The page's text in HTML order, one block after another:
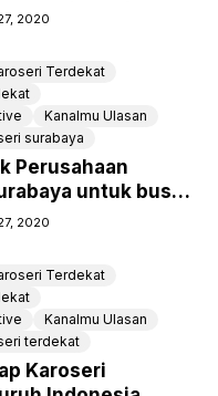
Juga
2020
Terdekat
Kanalmu Ulasan
surabaya
Perusahaan
untuk bus
dengan nomor
2020
Terdekat
Kanalmu Ulasan
terdekat
Karoseri